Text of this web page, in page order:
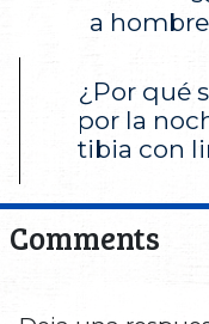
a
¿Por qué
por la
tibia con
Comments